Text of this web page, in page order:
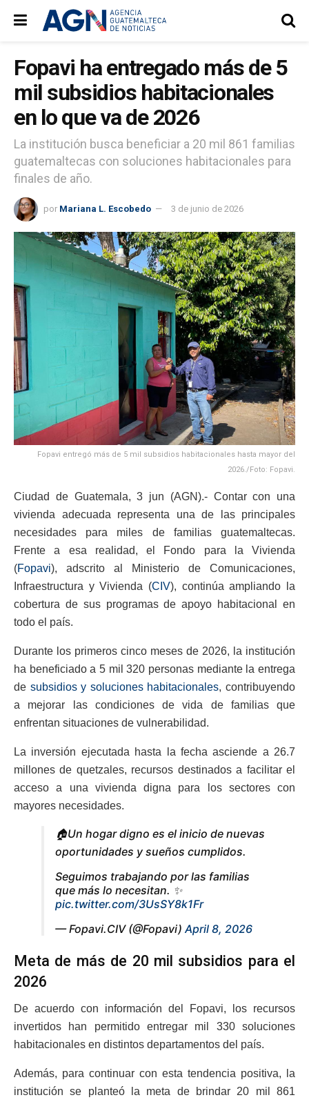
Fopavi ha entregado más de 5
mil subsidios habitacionales
en lo que va de 2026
La institución busca beneficiar a 20 mil 861 familias
guatemaltecas con soluciones habitacionales para
finales de año.
por Mariana L. Escobedo 3 de junio de 2026
Fopavi entregó más de 5 mil subsidios habitacionales hasta mayor del
2026./Foto: Fopavi.
Ciudad de Guatemala, 3 jun (AGN).- Contar con una
vivienda adecuada representa una de las principales
necesidades para miles de familias guatemaltecas.
Frente a esa realidad, el Fondo para la Vivienda
(Fopavi), adscrito al Ministerio de Comunicaciones,
Infraestructura y Vivienda (CIV), continúa ampliando la
cobertura de sus programas de apoyo habitacional en
todo el país.
Durante los primeros cinco meses de 2026, la institución
ha beneficiado a 5 mil 320 personas mediante la entrega
de subsidios y soluciones habitacionales, contribuyendo
a mejorar las condiciones de vida de familias que
enfrentan situaciones de vulnerabilidad.
La inversión ejecutada hasta la fecha asciende a 26.7
millones de quetzales, recursos destinados a facilitar el
acceso a una vivienda digna para los sectores con
mayores necesidades.
🏠Un hogar digno es el inicio de nuevas
oportunidades y sueños cumplidos.
Seguimos trabajando por las familias
que más lo necesitan. ✨
pic.twitter.com/3UsSY8k1Fr
— Fopavi.CIV (@Fopavi)April 8, 2026
Meta de más de 20 mil subsidios para el
2026
De acuerdo con información del Fopavi, los recursos
invertidos han permitido entregar mil 330 soluciones
habitacionales en distintos departamentos del país.
Además, para continuar con esta tendencia positiva, la
institución se planteó la meta de brindar 20 mil 861